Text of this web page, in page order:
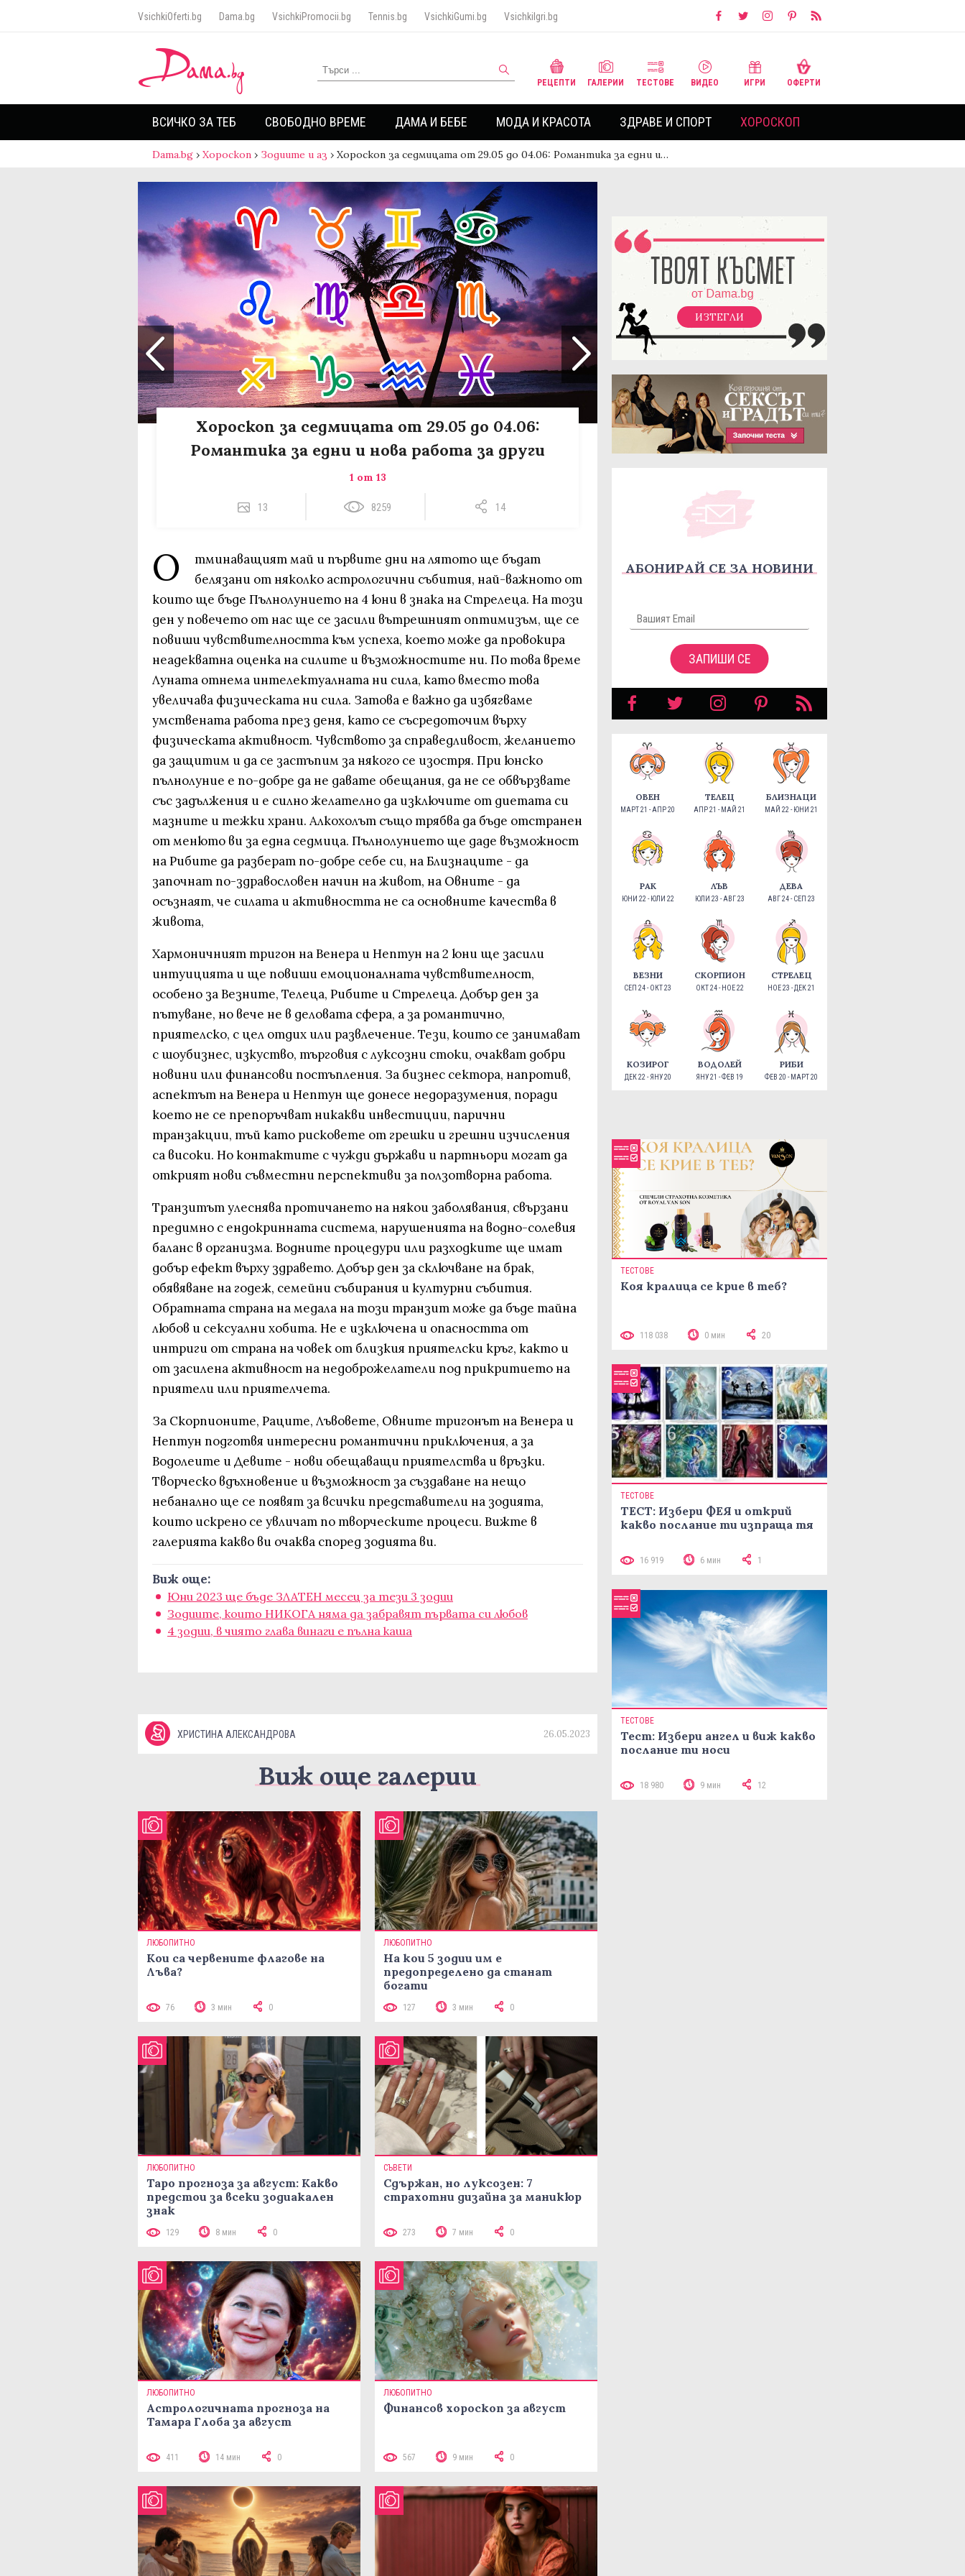
VsichkiOferti.bg Dama.bg VsichkiPromocii.bg Tennis.bg VsichkiGumi.bg VsichkiIgri.bg
РЕЦЕПТИ ГАЛЕРИИ ТЕСТОВЕ ВИДЕО ИГРИ ОФЕРТИ
ВСИЧКО ЗА ТЕБ СВОБОДНО ВРЕМЕ ДАМА И БЕБЕ МОДА И КРАСОТА ЗДРАВЕ И СПОРТ ХОРОСКОП
Dama.bg › Хороскоп › Зодиите и аз › Хороскоп за седмицата от 29.05 до 04.06: Романтика за едни и…
Хороскоп за седмицата от 29.05 до 04.06:
Романтика за едни и нова работа за други
1 от 13
13 8259 14
О
тминаващият май и първите дни на лятото ще бъдат
белязани от няколко астрологични събития, най-важното от
които ще бъде Пълнолунието на 4 юни в знака на Стрелеца. На този
ден у повечето от нас ще се засили вътрешният оптимизъм, ще се
повиши чувствителността към успеха, което може да провокира
неадекватна оценка на силите и възможностите ни. По това време
Луната отнема интелектуалната ни сила, като вместо това
увеличава физическата ни сила. Затова е важно да избягваме
умствената работа през деня, като се съсредоточим върху
физическата активност. Чувството за справедливост, желанието
да защитим и да се застъпим за някого се изостря. При юнско
пълнолуние е по-добре да не давате обещания, да не се обвързвате
със задължения и е силно желателно да изключите от диетата си
мазните и тежки храни. Алкохолът също трябва да бъде отстранен
от менюто ви за една седмица. Пълнолунието ще даде възможност
на Рибите да разберат по-добре себе си, на Близнаците - да
започнат по-здравословен начин на живот, на Овните - да
осъзнаят, че силата и активността не са основните качества в
живота,
Хармоничният тригон на Венера и Нептун на 2 юни ще засили
интуицията и ще повиши емоционалната чувствителност,
особено за Везните, Телеца, Рибите и Стрелеца. Добър ден за
пътуване, но вече не в деловата сфера, а за романтично,
приятелско, с цел отдих или развлечение. Тези, които се занимават
с шоубизнес, изкуство, търговия с луксозни стоки, очакват добри
новини или финансови постъпления. За бизнес сектора, напротив,
аспектът на Венера и Нептун ще донесе недоразумения, поради
което не се препоръчват никакви инвестиции, парични
транзакции, тъй като рисковете от грешки и грешни изчисления
са високи. Но контактите с чужди държави и партньори могат да
открият нови съвместни перспективи за ползотворна работа.
Транзитът улеснява протичането на някои заболявания, свързани
предимно с ендокринната система, нарушенията на водно-солевия
баланс в организма. Водните процедури или разходките ще имат
добър ефект върху здравето. Добър ден за сключване на брак,
обявяване на годеж, семейни събирания и културни събития.
Обратната страна на медала на този транзит може да бъде тайна
любов и сексуални хобита. Не е изключена и опасността от
интриги от страна на човек от близкия приятелски кръг, както и
от засилена активност на недоброжелатели под прикритието на
приятели или приятелчета.
За Скорпионите, Раците, Лъвовете, Овните тригонът на Венера и
Нептун подготвя интересни романтични приключения, а за
Водолеите и Девите - нови обещаващи приятелства и връзки.
Творческо вдъхновение и възможност за създаване на нещо
небанално ще се появят за всички представители на зодията,
които искрено се увличат по творческите процеси. Вижте в
галерията какво ви очаква според зодията ви.
Виж още:
Юни 2023 ще бъде ЗЛАТЕН месец за тези 3 зодии
Зодиите, които НИКОГА няма да забравят първата си любов
4 зодии, в чиято глава винаги е пълна каша
ХРИСТИНА АЛЕКСАНДРОВА 26.05.2023
Виж още галерии
ЛЮБОПИТНО
Кои са червените флагове на
Лъва?
76 3 мин 0
ЛЮБОПИТНО
На кои 5 зодии им е
предопределено да станат
богати
127 3 мин 0
ЛЮБОПИТНО
Таро прогноза за август: Какво
предстои за всеки зодиакален
знак
129 8 мин 0
СЪВЕТИ
Сдържан, но луксозен: 7
страхотни дизайна за маникюр
273 7 мин 0
ЛЮБОПИТНО
Астрологичната прогноза на
Тамара Глоба за август
411 14 мин 0
ЛЮБОПИТНО
Финансов хороскоп за август
567 9 мин 0
ИЗТЕГЛИ
АБОНИРАЙ СЕ ЗА НОВИНИ
ЗАПИШИ СЕ
ОВЕН
МАРТ 21 - АПР 20
ТЕЛЕЦ
АПР 21 - МАЙ 21
БЛИЗНАЦИ
МАЙ 22 - ЮНИ 21
РАК
ЮНИ 22 - ЮЛИ 22
ЛЪВ
ЮЛИ 23 - АВГ 23
ДЕВА
АВГ 24 - СЕП 23
ВЕЗНИ
СЕП 24 - ОКТ 23
СКОРПИОН
ОКТ 24 - НОЕ 22
СТРЕЛЕЦ
НОЕ 23 - ДЕК 21
КОЗИРОГ
ДЕК 22 - ЯНУ 20
ВОДОЛЕЙ
ЯНУ 21 - ФЕВ 19
РИБИ
ФЕВ 20 - МАРТ 20
ТЕСТОВЕ
Коя кралица се крие в теб?
118 038 0 мин 20
ТЕСТОВЕ
ТЕСТ: Избери ФЕЯ и открий
какво послание ти изпраща тя
16 919 6 мин 1
ТЕСТОВЕ
Тест: Избери ангел и виж какво
послание ти носи
18 980 9 мин 12